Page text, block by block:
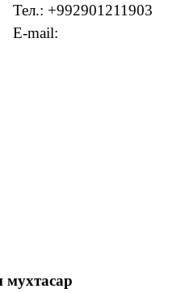
Тел.: +992901211903
E-mail: